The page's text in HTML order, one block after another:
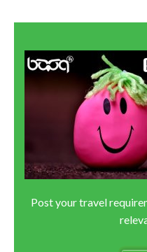
Post your travel